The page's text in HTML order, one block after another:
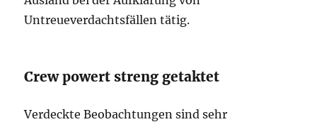
Untreueverdachtsfällen tätig.
Crew powert streng getaktet
Verdeckte Beobachtungen sind sehr